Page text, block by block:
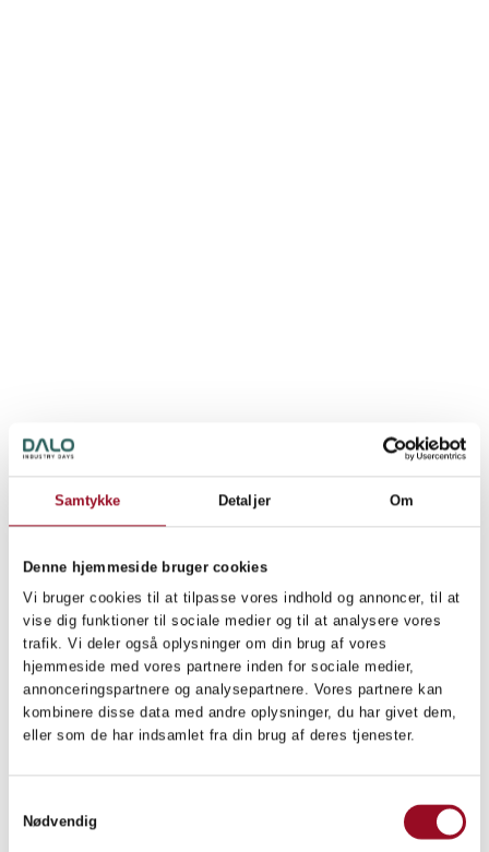
Samtykke Detaljer Om
Denne hjemmeside bruger cookies
Vi bruger cookies til at tilpasse vores indhold og annoncer, til at
vise dig funktioner til sociale medier og til at analysere vores
trafik. Vi deler også oplysninger om din brug af vores
hjemmeside med vores partnere inden for sociale medier,
annonceringspartnere og analysepartnere. Vores partnere kan
kombinere disse data med andre oplysninger, du har givet dem,
eller som de har indsamlet fra din brug af deres tjenester.
Nødvendig